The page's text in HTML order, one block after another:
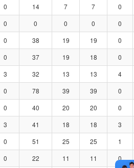
0 14 7 7 0
0 0 0 0 0
0 38 19 19 0
0 37 19 18 0
3 32 13 13 4
0 78 39 39 0
0 40 20 20 0
3 41 18 18 3
0 51 25 25 1
0 22 11 11 0